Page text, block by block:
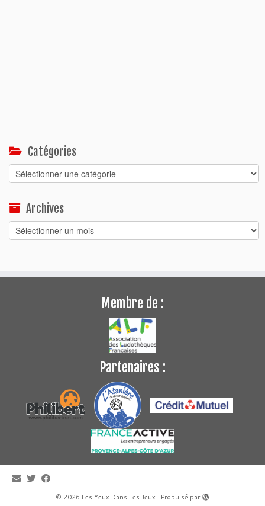
Catégories
Catégories
Archives
Archives
Membre de :
Partenaires :
· © 2026 Les Yeux Dans Les Jeux · Propulsé par
·